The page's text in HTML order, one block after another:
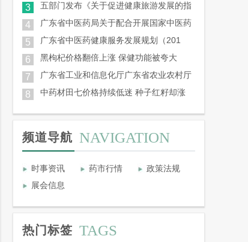
3 五部门发布《关于促进健康旅游发展的指
4 广东省中医药局关于配合开展国家中医药
5 广东省中医药健康服务发展规划（201
6 黑枸杞价格翻倍上涨 保健功能被夸大
7 广东省工业和信息化厅广东省农业农村厅
8 中药材田七价格持续低迷 种子红籽却涨
频道导航 NAVIGATION
时事资讯 药市行情
政策法规
展会信息
热门标签 TAGS